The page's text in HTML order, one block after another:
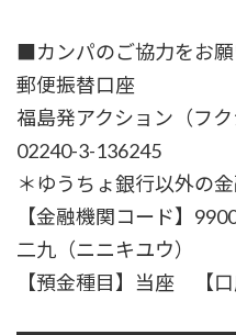
■カンパのご協力をお
郵便振替口座
福島発アクション（フク
02240-3-136245
＊ゆうちょ銀行以外の
【金融機関コード】
二九（ニニキユウ）
【預金種目】当座 【